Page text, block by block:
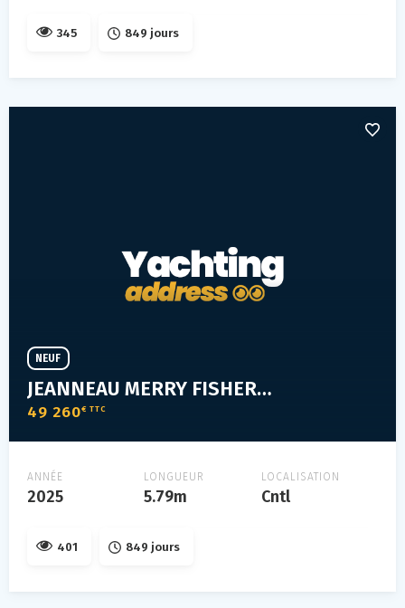
345 849 jours
JEANNEAU MERRY FISHER 605 S2
49 260€ TTC
NEUF
ANNÉE
2025
LONGUEUR
5.79m
LOCALISATION
Cntl
401 849 jours